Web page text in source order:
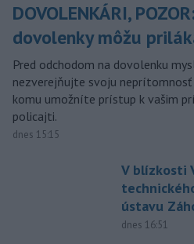
DOVOLENKÁRI,
dovolenky môžu
Pred odchodom na dovolenku
nezverejňujte svoju
komu umožníte prístup k vašim
policajti.
dnes 15:15
V blízkosti
ústavu
dnes 16:51